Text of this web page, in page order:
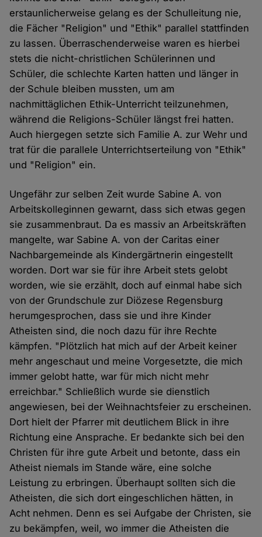
erstaunlicherweise gelang es der Schulleitung nie,
die Fächer "Religion" und "Ethik" parallel stattfinden
zu lassen. Überraschenderweise waren es hierbei
stets die nicht-christlichen Schülerinnen und
Schüler, die schlechte Karten hatten und länger in
der Schule bleiben mussten, um am
nachmittäglichen Ethik-Unterricht teilzunehmen,
während die Religions-Schüler längst frei hatten.
Auch hiergegen setzte sich Familie A. zur Wehr und
trat für die parallele Unterrichtserteilung von "Ethik"
und "Religion" ein.
Ungefähr zur selben Zeit wurde Sabine A. von
Arbeitskolleginnen gewarnt, dass sich etwas gegen
sie zusammenbraut. Da es massiv an Arbeitskräften
mangelte, war Sabine A. von der Caritas einer
Nachbargemeinde als Kindergärtnerin eingestellt
worden. Dort war sie für ihre Arbeit stets gelobt
worden, wie sie erzählt, doch auf einmal habe sich
von der Grundschule zur Diözese Regensburg
herumgesprochen, dass sie und ihre Kinder
Atheisten sind, die noch dazu für ihre Rechte
kämpfen. "Plötzlich hat mich auf der Arbeit keiner
mehr angeschaut und meine Vorgesetzte, die mich
immer gelobt hatte, war für mich nicht mehr
erreichbar." Schließlich wurde sie dienstlich
angewiesen, bei der Weihnachtsfeier zu erscheinen.
Dort hielt der Pfarrer mit deutlichem Blick in ihre
Richtung eine Ansprache. Er bedankte sich bei den
Christen für ihre gute Arbeit und betonte, dass ein
Atheist niemals im Stande wäre, eine solche
Leistung zu erbringen. Überhaupt sollten sich die
Atheisten, die sich dort eingeschlichen hätten, in
Acht nehmen. Denn es sei Aufgabe der Christen, sie
zu bekämpfen, weil, wo immer die Atheisten die